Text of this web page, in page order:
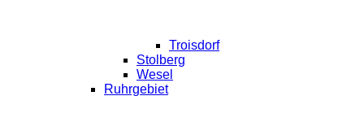
Troisdorf
Stolberg
Wesel
Ruhrgebiet